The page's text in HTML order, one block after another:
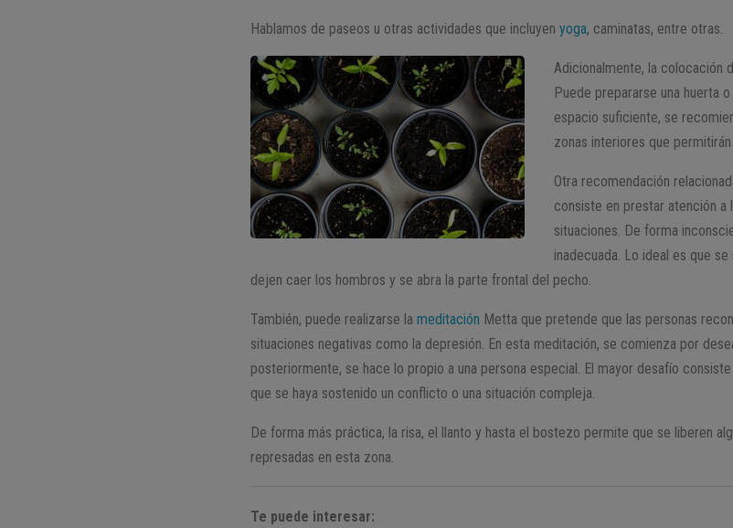
Hablamos de paseos u otras actividades que incluyenyoga, caminatas, entre otras.
Adicionalmente, la colocación
Puede prepararse una huerta
espacio suficiente, se
zonas interiores que
Otra recomendación
consiste en prestar atención a
situaciones. De forma
inadecuada. Lo ideal es que
dejen caer los hombros y se abra la parte frontal del pecho.
También, puede realizarse lameditación Metta que pretende que las personas
situaciones negativas como la depresión. En esta meditación, se comienza por
posteriormente, se hace lo propio a una persona especial. El mayor desafío
que se haya sostenido un conflicto o una situación compleja.
De forma más práctica, la risa, el llanto y hasta el bostezo permite que se liberen
represadas en esta zona.
Te puede interesar: